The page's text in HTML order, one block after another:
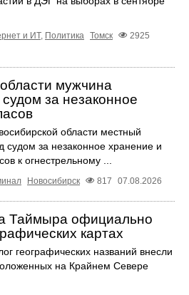
и ИТ, Политика Томск
2925
мужчина
за незаконное
области местный
судом за незаконное хранение и
к огнестрельному ...
Новосибирск 817 07.08.2026
Таймыра официально
картах
географических названий внесли
на Крайнем Севере